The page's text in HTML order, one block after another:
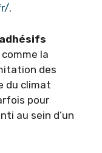
.
la
des
du climat
pour
au sein d’un